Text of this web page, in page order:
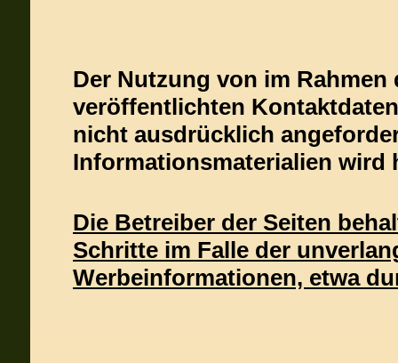
Der Nutzung von im
veröffentlichten
nicht ausdrücklich
Informationsmaterialien
Die Betreiber der Seiten
Schritte im Falle der
Werbeinformationen, etwa